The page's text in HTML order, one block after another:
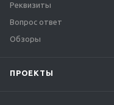
Реквизиты
Вопрос ответ
Обзоры
ПРОЕКТЫ